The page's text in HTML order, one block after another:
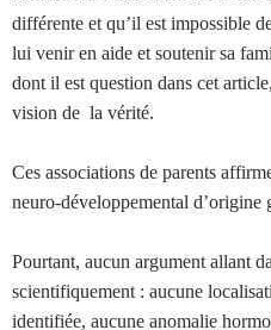
différente et qu’il est impossible
lui venir en aide et soutenir sa
dont il est question dans cet
vision de la vérité.
Ces associations de parents
neuro-développemental d’origine
Pourtant, aucun argument allant
scientifiquement : aucune
identifiée, aucune anomalie